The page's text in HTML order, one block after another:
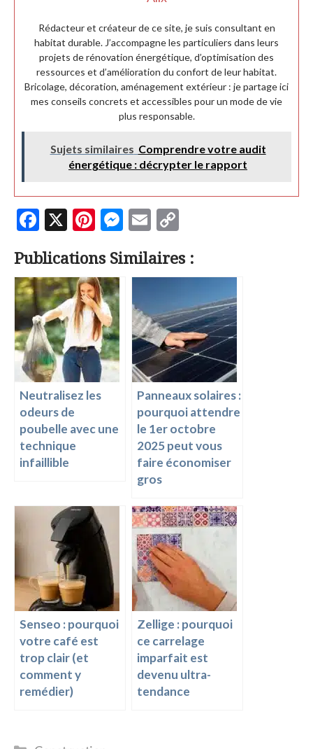
Rédacteur et créateur de ce site, je suis consultant en
habitat durable. J’accompagne les particuliers dans leurs
projets de rénovation énergétique, d’optimisation des
ressources et d’amélioration du confort de leur habitat.
Bricolage, décoration, aménagement extérieur : je partage ici
mes conseils concrets et accessibles pour un mode de vie
plus responsable.
Sujets similaires Comprendre votre audit
énergétique : décrypter le rapport
F
e
b
o
o
k
X
Pi
er
es
t
M
se
n
g
er
E
ai
l
p
y
Li
n
k
Publications Similaires :
Neutralisez les
odeurs de
poubelle avec une
technique
infaillible
Panneaux solaires :
pourquoi attendre
le 1er octobre
2025 peut vous
faire économiser
gros
Senseo : pourquoi
votre café est
trop clair (et
comment y
remédier)
Zellige : pourquoi
ce carrelage
imparfait est
devenu ultra-
tendance